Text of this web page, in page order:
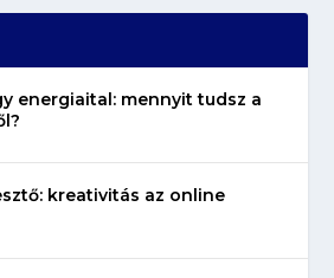
energiaital: mennyit tudsz a
kreativitás az online